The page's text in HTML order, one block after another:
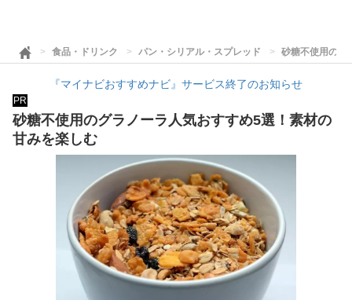
食品・ドリンク パン・シリアル・スプレッド 砂糖不使用のグ
『マイナビおすすめナビ』サービス終了のお知らせ
PR
砂糖不使用のグラノーラ人気おすすめ5選！素材の
甘みを楽しむ